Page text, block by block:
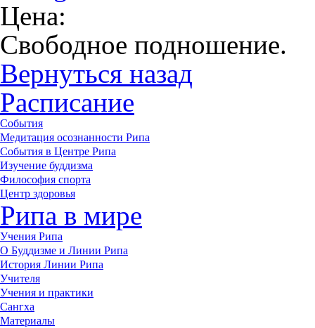
Цена:
Свободное подношение.
Вернуться назад
Расписание
События
Медитация осознанности Рипа
События в Центре Рипа
Изучение буддизма
Философия спорта
Центр здоровья
Рипа в мире
Учения Рипа
О Буддизме и Линии Рипа
История Линии Рипа
Учителя
Учения и практики
Сангха
Материалы